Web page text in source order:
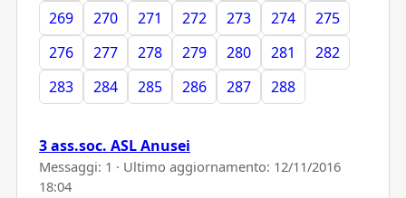
269
270 271 272 273 274
275
276
277 278 279 280 281
282
283
284 285 286 287 288
3 ass.soc. ASL Anusei
Messaggi: 1 · Ultimo aggiornamento: 12/11/2016
18:04